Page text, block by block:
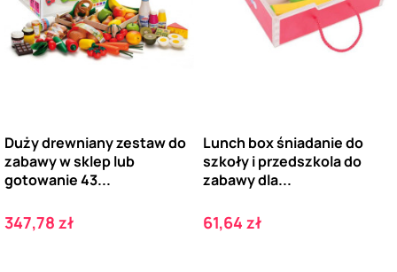
Duży drewniany zestaw do
zabawy w sklep lub
gotowanie 43...
Cena
347,78 zł
Lunch box śniadanie do
szkoły i przedszkola do
zabawy dla...
Cena
61,64 zł